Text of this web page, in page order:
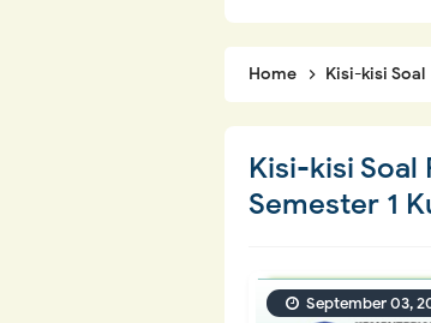
Home Kisi-kisi Soal
Kisi-kisi Soal
Semester 1
September 03,